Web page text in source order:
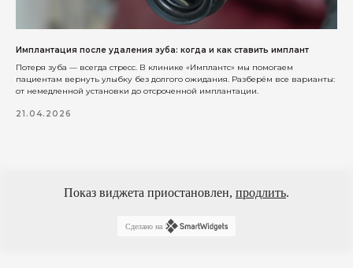
Имплантация после удаления зуба: когда и как ставить имплант
Потеря зуба — всегда стресс. В клинике «Имплантс» мы помогаем
пациентам вернуть улыбку без долгого ожидания. Разберём все варианты:
от немедленной установки до отсроченной имплантации.
21.04.2026
Показ виджета приостановлен, продлить.
Сделано на